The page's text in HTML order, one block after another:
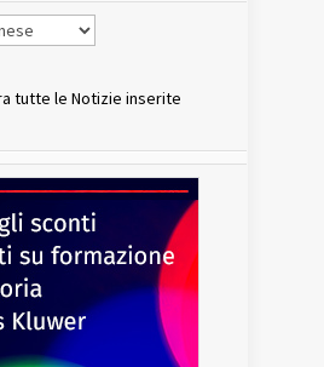
tutte le Notizie inserite